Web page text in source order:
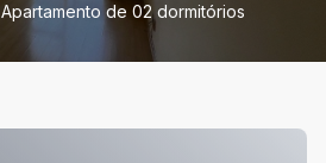
Apartamento de 02 dormitórios